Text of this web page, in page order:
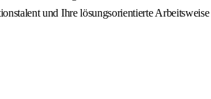
und Ihre lösungsorientierte